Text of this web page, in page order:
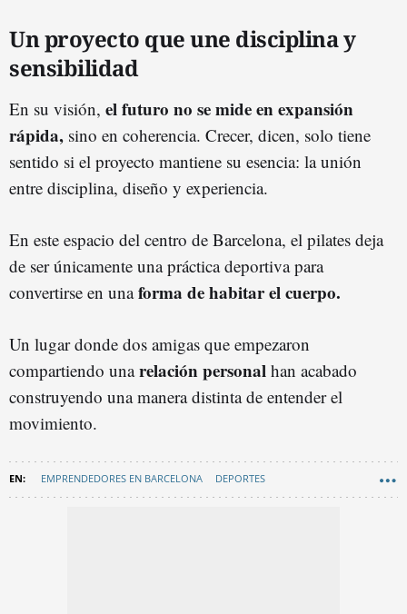
Un proyecto que une disciplina y
sensibilidad
En su visión, el futuro no se mide en expansión
rápida, sino en coherencia. Crecer, dicen, solo tiene
sentido si el proyecto mantiene su esencia: la unión
entre disciplina, diseño y experiencia.
En este espacio del centro de Barcelona, el pilates deja
de ser únicamente una práctica deportiva para
convertirse en unaforma de habitar el cuerpo.
Un lugar donde dos amigas que empezaron
compartiendo unarelación personal han acabado
construyendo una manera distinta de entender el
movimiento.
EMPRENDEDORES EN BARCELONA DEPORTES